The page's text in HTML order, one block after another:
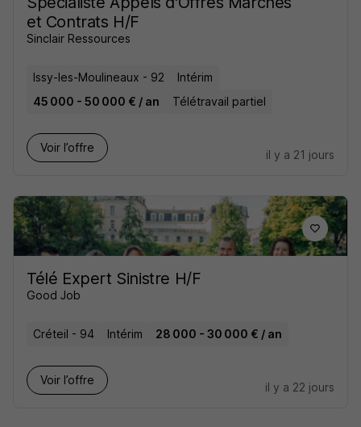
et Contrats H/F
Sinclair Ressources
Issy-les-Moulineaux - 92
Intérim
45 000 - 50 000 € / an
Télétravail partiel
Voir l’offre
il y a 21 jours
Télé Expert Sinistre H/F
Good Job
Créteil - 94 Intérim 28 000 - 30 000 € / an
Voir l’offre
il y a 22 jours